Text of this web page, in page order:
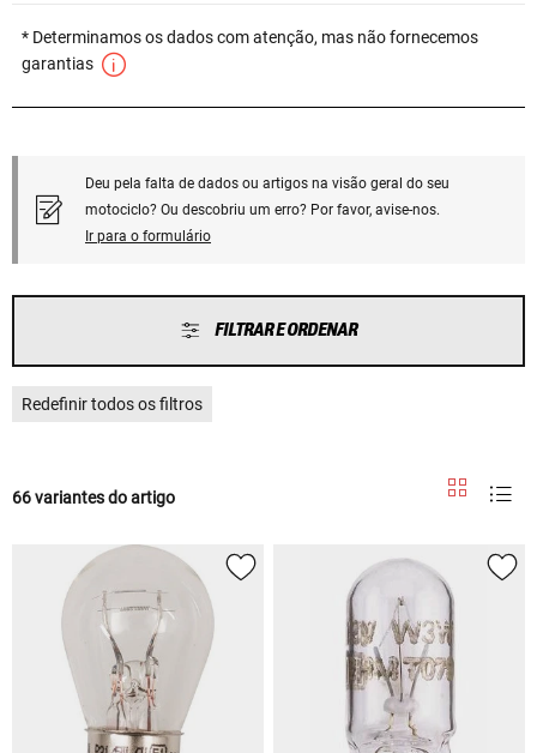
* Determinamos os dados com atenção, mas não fornecemos
garantias
Deu pela falta de dados ou artigos na visão geral do seu
motociclo? Ou descobriu um erro? Por favor, avise-nos.
Ir para o formulário
FILTRAR E ORDENAR
Redefinir todos os filtros
66 variantes do artigo